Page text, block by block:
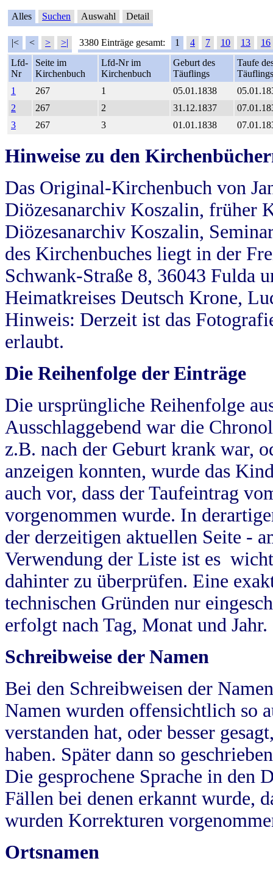
Alles Suchen Auswahl Detail
|< < > >| 3380 Einträge gesamt: 1 4 7 10 13
16
Lfd-
Nr
Seite im
Kirchenbuch
Lfd-Nr im
Kirchenbuch
Geburt des
Täuflings
Taufe
Täuflings
1
267 1 05.01.1838
2
267 2 31.12.1837
3
267 3 01.01.1838
Hinweise zu den
Das Original-Kirchenbuch von
Diözesanarchiv Koszalin, früher
Diözesanarchiv Koszalin,
des Kirchenbuches liegt in der
Schwank-Straße 8, 36043 Fulda
Heimatkreises Deutsch Krone,
Hinweis: Derzeit ist das
erlaubt.
Die Reihenfolge der Einträge
Die ursprüngliche Reihenfolge
Ausschlaggebend war die
z.B. nach der Geburt krank war,
anzeigen konnten, wurde das
auch vor, dass der Taufeintrag
vorgenommen wurde. In
der derzeitigen aktuellen Seite -
Verwendung der Liste ist es
dahinter zu überprüfen. Eine
technischen Gründen nur
erfolgt nach Tag, Monat und Jahr.
Schreibweise der Namen
Bei den Schreibweisen der
Namen wurden offensichtlich so
verstanden hat, oder besser
haben. Später dann so
Die gesprochene Sprache in
Fällen bei denen erkannt wurde,
wurden Korrekturen
Ortsnamen